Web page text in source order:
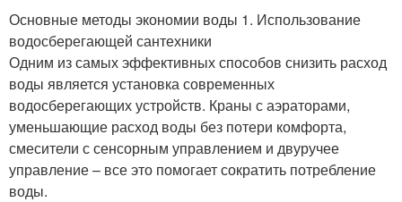
Основные методы экономии воды 1. Использование
водосберегающей сантехники
Одним из самых эффективных способов снизить расход
воды является установка современных
водосберегающих устройств. Краны с аэраторами,
уменьшающие расход воды без потери комфорта,
смесители с сенсорным управлением и двуручее
управление – все это помогает сократить потребление
воды.